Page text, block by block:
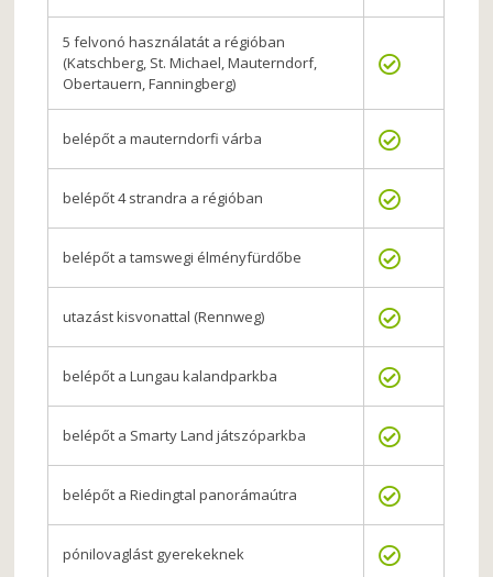
5 felvonó használatát a régióban
(Katschberg, St. Michael, Mauterndorf,
Obertauern, Fanningberg)
belépőt a mauterndorfi várba
belépőt 4 strandra a régióban
belépőt a tamswegi élményfürdőbe
utazást kisvonattal (Rennweg)
belépőt a Lungau kalandparkba
belépőt a Smarty Land játszóparkba
belépőt a Riedingtal panorámaútra
pónilovaglást gyerekeknek